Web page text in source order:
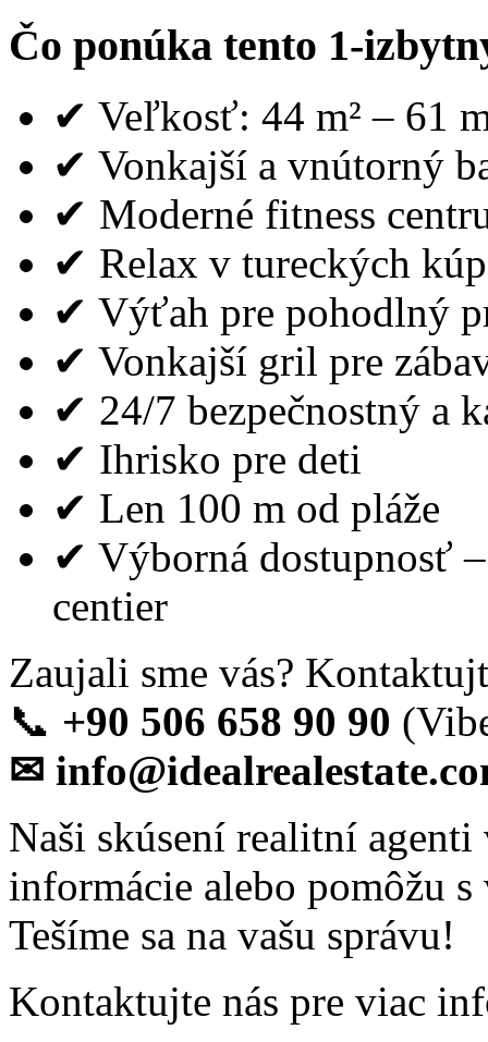
Čo ponúka tento 1-
✔ Veľkosť: 44 m² – 61
✔ Vonkajší a vnútorný
✔ Moderné fitness
✔ Relax v tureckých
✔ Výťah pre pohodlný
✔ Vonkajší gril pre
✔ 24/7 bezpečnostný a
✔ Ihrisko pre deti
✔ Len 100 m od pláže
✔ Výborná dostupnosť
centier
Zaujali sme vás?
📞 +90 506 658 90 90
✉
Naši skúsení realitní
informácie alebo pomôžu
Tešíme sa na vašu správu!
Kontaktujte nás pre viac